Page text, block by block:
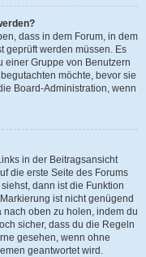
dass in dem Forum, in dem
geprüft werden müssen. Es
einer Gruppe von Benutzern
möchte, bevor sie
Board-Administration, wenn
in der Beitragsansicht
die erste Seite des Forums
dann ist die Funktion
ist nicht genügend
nach oben zu holen, indem du
sicher, dass du die Regeln
gesehen, wenn ohne
geantwortet wird.